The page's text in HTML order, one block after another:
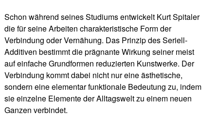
Schon während seines Studiums entwickelt Kurt Spitaler
die für seine Arbeiten charakteristische Form der
Verbindung oder Vernähung. Das Prinzip des Seriell-
Additiven bestimmt die prägnante Wirkung seiner meist
auf einfache Grundformen reduzierten Kunstwerke. Der
Verbindung kommt dabei nicht nur eine ästhetische,
sondern eine elementar funktionale Bedeutung zu, indem
sie einzelne Elemente der Alltagswelt zu einem neuen
Ganzen verbindet.